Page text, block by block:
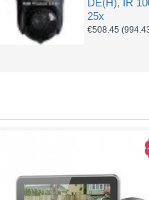
25x
€508.45